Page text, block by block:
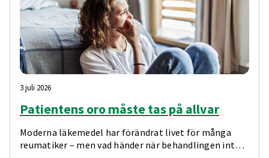
3 juli 2026
Patientens oro måste tas på allvar
Moderna läkemedel har förändrat livet för många
reumatiker – men vad händer när behandlingen inte